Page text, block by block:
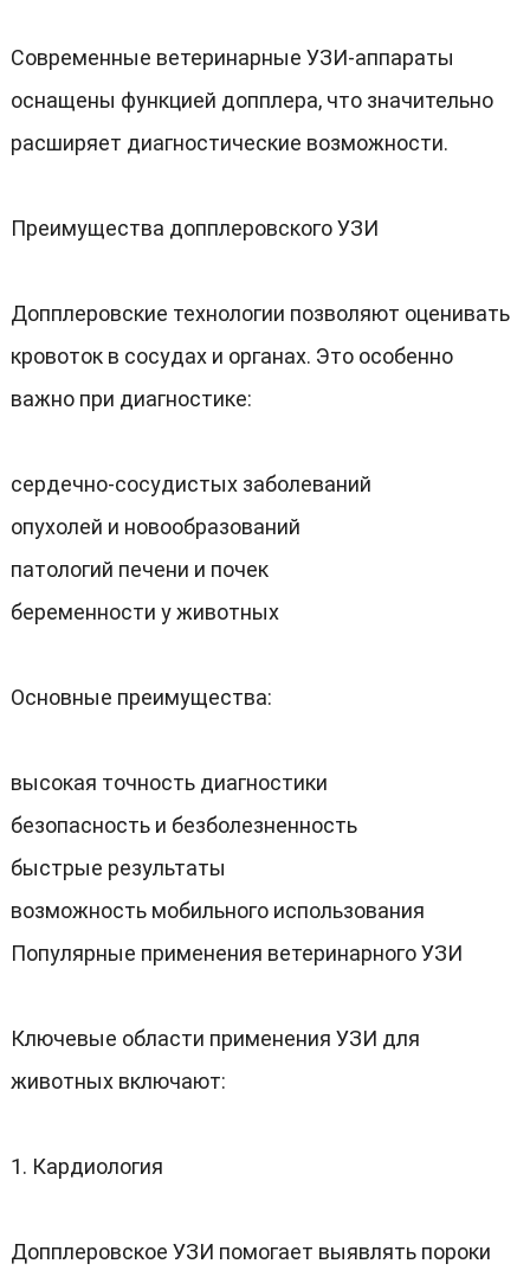
Современные ветеринарные УЗИ-аппараты
оснащены функцией допплера, что значительно
расширяет диагностические возможности.
Преимущества допплеровского УЗИ
Допплеровские технологии позволяют оценивать
кровоток в сосудах и органах. Это особенно
важно при диагностике:
сердечно-сосудистых заболеваний
опухолей и новообразований
патологий печени и почек
беременности у животных
Основные преимущества:
высокая точность диагностики
безопасность и безболезненность
быстрые результаты
возможность мобильного использования
Популярные применения ветеринарного УЗИ
Ключевые области применения УЗИ для
животных включают:
1. Кардиология
Допплеровское УЗИ помогает выявлять пороки